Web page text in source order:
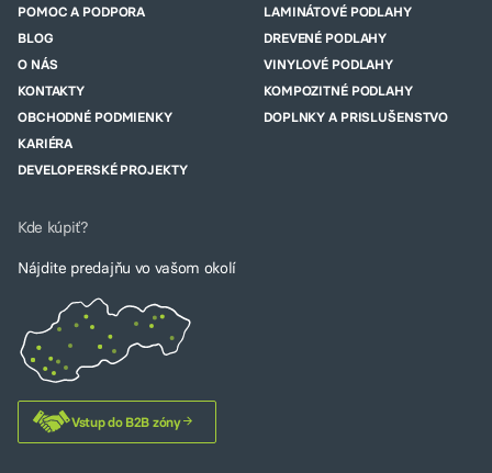
POMOC A PODPORA
BLOG
O NÁS
KONTAKTY
OBCHODNÉ PODMIENKY
KARIÉRA
DEVELOPERSKÉ PROJEKTY
LAMINÁTOVÉ PODLAHY
DREVENÉ PODLAHY
VINYLOVÉ PODLAHY
KOMPOZITNÉ PODLAHY
DOPLNKY A PRISLUŠENSTVO
Kde kúpiť?
Nájdite predajňu vo vašom okolí
Vstup do B2B zóny